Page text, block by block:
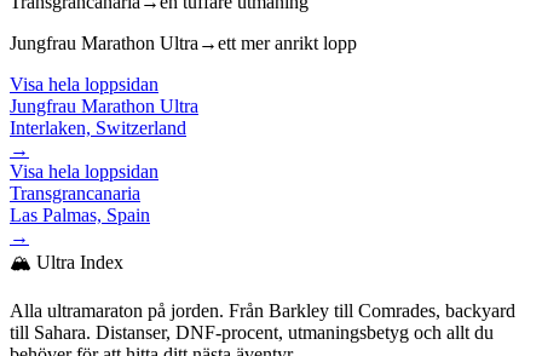
Jungfrau Marathon Ultra →ett mer anrikt lopp
Visa hela loppsidan
Jungfrau Marathon Ultra
Interlaken, Switzerland
→
Visa hela loppsidan
Transgrancanaria
Las Palmas, Spain
→
🏔️ Ultra Index
Alla ultramaraton på jorden. Från Barkley till Comrades, backyard
till Sahara. Distanser, DNF-procent, utmaningsbetyg och allt du